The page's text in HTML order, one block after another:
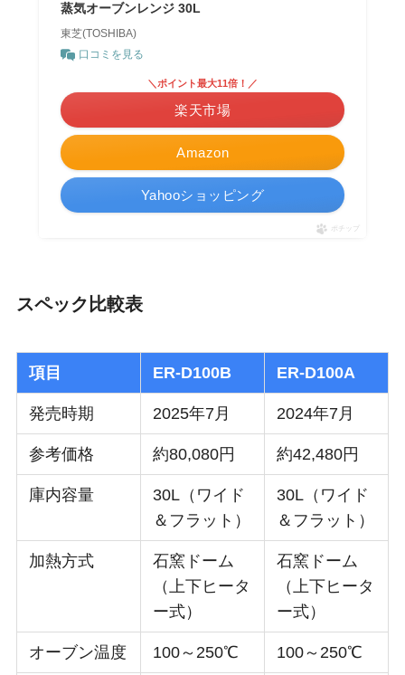
蒸気オーブンレンジ 30L
東芝(TOSHIBA)
口コミを見る
Amazon
＼ポイント最大11倍！／
楽天市場
Yahooショッピング
ポチップ
スペック比較表
項目 ER-D100B ER-D100A
発売時期 2025年7月 2024年7月
参考価格 約80,080円 約42,480円
庫内容量
30L（ワイド
＆フラット）
30L（ワイド
＆フラット）
加熱方式
石窯ドーム
（上下ヒータ
ー式）
石窯ドーム
（上下ヒータ
ー式）
オーブン温度 100～250℃ 100～250℃